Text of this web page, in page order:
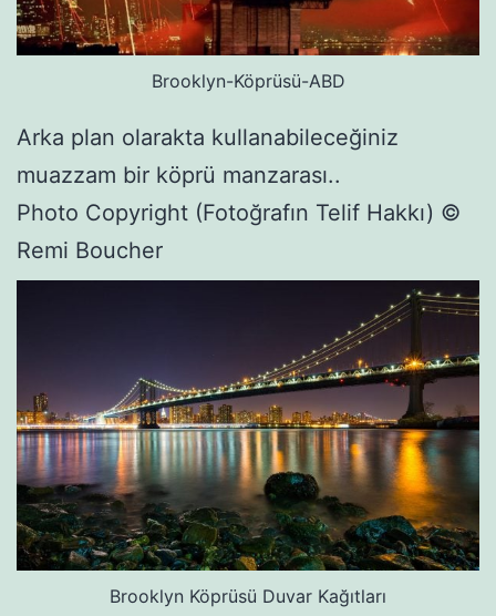
Brooklyn-Köprüsü-ABD
Arka plan olarakta kullanabileceğiniz
muazzam bir köprü manzarası..
Photo Copyright (Fotoğrafın Telif Hakkı) ©
Remi Boucher
Brooklyn Köprüsü Duvar Kağıtları